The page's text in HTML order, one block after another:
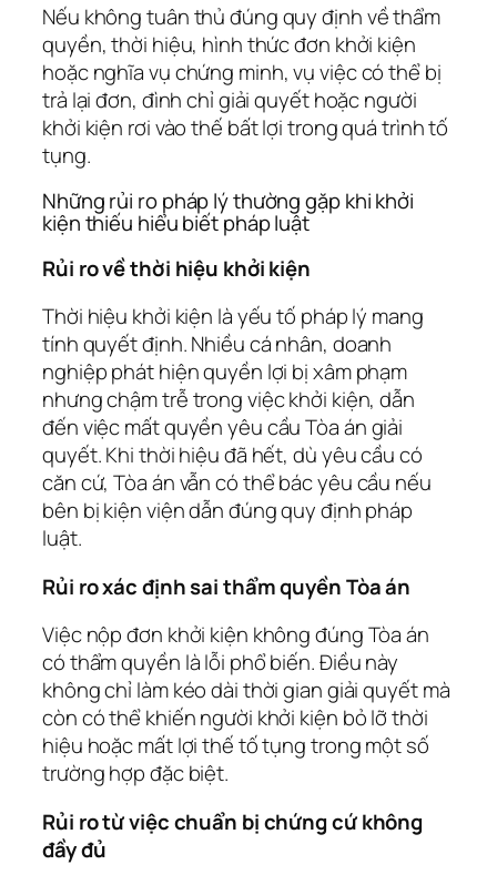
Nếu không tuân thủ đúng quy định về thẩm
quyền, thời hiệu, hình thức đơn khởi kiện
hoặc nghĩa vụ chứng minh, vụ việc có thể bị
trả lại đơn, đình chỉ giải quyết hoặc người
khởi kiện rơi vào thế bất lợi trong quá trình tố
tụng.
Những rủi ro pháp lý thường gặp khi khởi
kiện thiếu hiểu biết pháp luật
Rủi ro về thời hiệu khởi kiện
Thời hiệu khởi kiện là yếu tố pháp lý mang
tính quyết định. Nhiều cá nhân, doanh
nghiệp phát hiện quyền lợi bị xâm phạm
nhưng chậm trễ trong việc khởi kiện, dẫn
đến việc mất quyền yêu cầu Tòa án giải
quyết. Khi thời hiệu đã hết, dù yêu cầu có
căn cứ, Tòa án vẫn có thể bác yêu cầu nếu
bên bị kiện viện dẫn đúng quy định pháp
luật.
Rủi ro xác định sai thẩm quyền Tòa án
Việc nộp đơn khởi kiện không đúng Tòa án
có thẩm quyền là lỗi phổ biến. Điều này
không chỉ làm kéo dài thời gian giải quyết mà
còn có thể khiến người khởi kiện bỏ lỡ thời
hiệu hoặc mất lợi thế tố tụng trong một số
trường hợp đặc biệt.
Rủi ro từ việc chuẩn bị chứng cứ không
đầy đủ